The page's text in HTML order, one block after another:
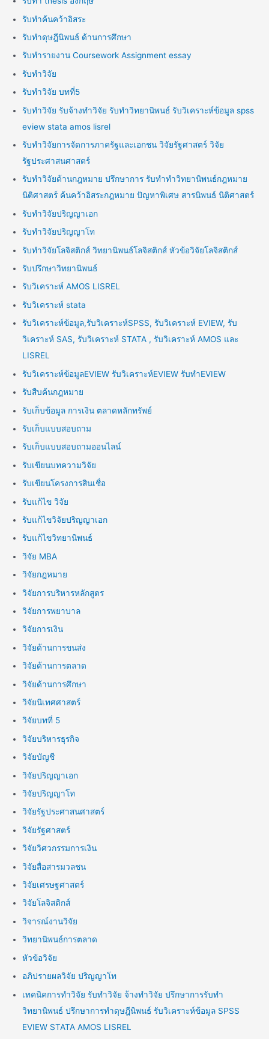
รับทำค้นคว้าอิสระ
รับทำดุษฎีนิพนธ์ ด้านการศึกษา
รับทำรายงาน Coursework Assignment essay
รับทำวิจัย
รับทำวิจัย บทที่5
รับทำวิจัย รับจ้างทำวิจัย รับทำวิทยานิพนธ์ รับวิเคราะห์ข้อมูล spss
eview stata amos lisrel
รับทำวิจัยการจัดการภาครัฐและเอกชน วิจัยรัฐศาสตร์ วิจัย
รัฐประศาสนศาสตร์
รับทำวิจัยด้านกฎหมาย ปรึกษาการ รับทำทำวิทยานิพนธ์กฎหมาย
นิติศาสตร์ ค้นคว้าอิสระกฎหมาย ปัญหาพิเศษ สารนิพนธ์ นิติศาสตร์
รับทำวิจัยปริญญาเอก
รับทำวิจัยปริญญาโท
รับทำวิจัยโลจิสติกส์ วิทยานิพนธ์โลจิสติกส์ หัวข้อวิจัยโลจิสติกส์
รับปรึกษาวิทยานิพนธ์
รับวิเคราะห์ AMOS LISREL
รับวิเคราะห์ stata
รับวิเคราะห์ข้อมูล,รับวิเคราะห์SPSS, รับวิเคราะห์ EVIEW, รับ
วิเคราะห์ SAS, รับวิเคราะห์ STATA , รับวิเคราะห์ AMOS และ
LISREL
รับวิเคราะห์ข้อมูลEVIEW รับวิเคราะห์EVIEW รับทำEVIEW
รับสืบค้นกฎหมาย
รับเก็บข้อมูล การเงิน ตลาดหลักทรัพย์
รับเก็บแบบสอบถาม
รับเก็บแบบสอบถามออนไลน์
รับเขียนบทความวิจัย
รับเขียนโครงการสินเชื่อ
รับแก้ไข วิจัย
รับแก้ไขวิจัยปริญญาเอก
รับแก้ไขวิทยานิพนธ์
วิจัย MBA
วิจัยกฎหมาย
วิจัยการบริหารหลักสูตร
วิจัยการพยาบาล
วิจัยการเงิน
วิจัยด้านการขนส่ง
วิจัยด้านการตลาด
วิจัยด้านการศึกษา
วิจัยนิเทศศาสตร์
วิจัยบทที่ 5
วิจัยบริหารธุรกิจ
วิจัยบัญชี
วิจัยปริญญาเอก
วิจัยปริญญาโท
วิจัยรัฐประศาสนศาสตร์
วิจัยรัฐศาสตร์
วิจัยวิศวกรรมการเงิน
วิจัยสื่อสารมวลชน
วิจัยเศรษฐศาสตร์
วิจัยโลจิสติกส์
วิจารณ์งานวิจัย
วิทยานิพนธ์การตลาด
หัวข้อวิจัย
อภิปรายผลวิจัย ปริญญาโท
เทคนิคการทำวิจัย รับทำวิจัย จ้างทำวิจัย ปรึกษาการรับทำ
วิทยานิพนธ์ ปรึกษาการทำดุษฎีนิพนธ์ รับวิเคราะห์ข้อมูล SPSS
EVIEW STATA AMOS LISREL